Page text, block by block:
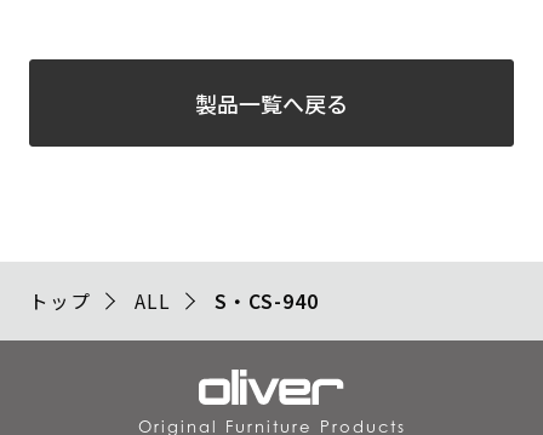
製品一覧へ戻る
トップ ALL S・CS-940
Original Furniture Products